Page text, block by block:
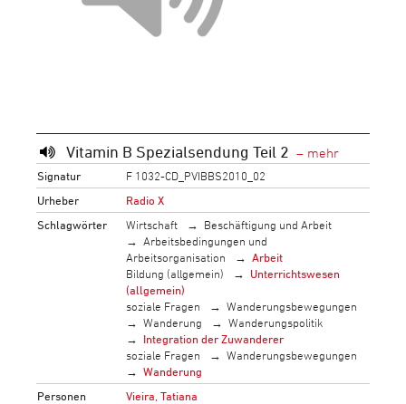
Vitamin B Spezialsendung Teil 2
Signatur
F 1032-CD_PVIBBS2010_02
Urheber
Radio X
Schlagwörter
Wirtschaft
Beschäftigung und Arbeit
Arbeitsbedingungen und
Arbeitsorganisation
Arbeit
Bildung (allgemein)
Unterrichtswesen
(allgemein)
soziale Fragen
Wanderungsbewegungen
Wanderung
Wanderungspolitik
Integration der Zuwanderer
soziale Fragen
Wanderungsbewegungen
Wanderung
Personen
Vieira, Tatiana